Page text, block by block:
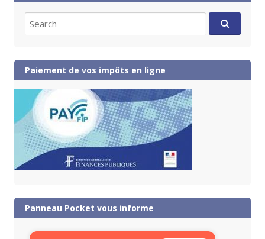
for:
Paiement de vos impôts en ligne
Panneau Pocket vous informe